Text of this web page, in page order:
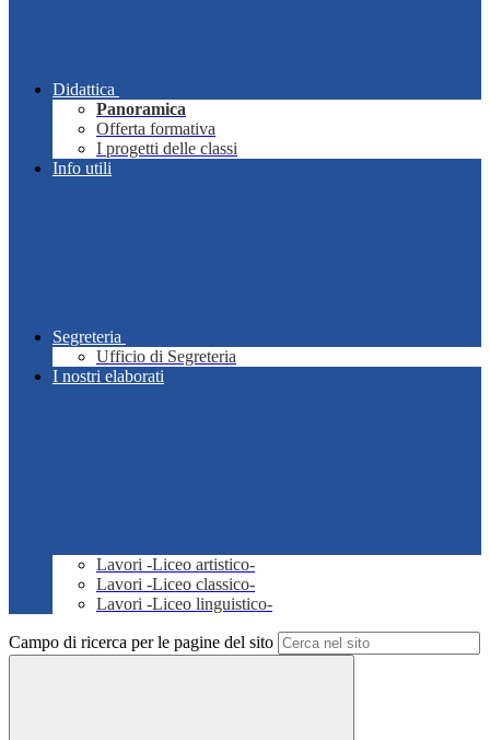
Didattica
Panoramica
Offerta formativa
I progetti delle classi
Info utili
Segreteria
Ufficio di Segreteria
I nostri elaborati
Lavori -Liceo artistico-
Lavori -Liceo classico-
Lavori -Liceo linguistico-
Campo di ricerca per le pagine del sito